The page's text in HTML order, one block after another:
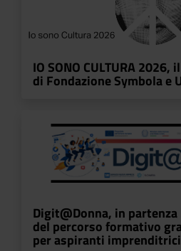
IO SONO CULTURA
di Fondazione Symbola e
Digit@Donna, in
del percorso formativo
per aspiranti imprenditrici